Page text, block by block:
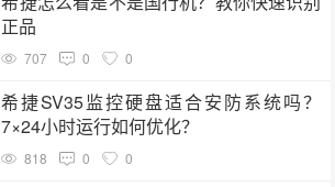
正品
707 0 0
希捷SV35监控硬盘适合安防系统吗？
7×24小时运行如何优化？
818 0 0